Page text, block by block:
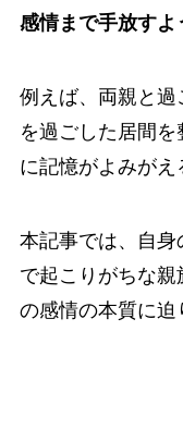
感情まで手放すよ
例えば、両親と
を過ごした居間
に記憶がよみがえ
本記事では、自
で起こりがちな
の感情の本質に迫